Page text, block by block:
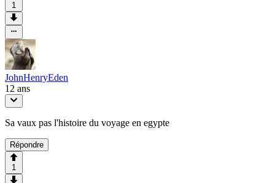
1
JohnHenryEden
12 ans
Sa vaux pas l'histoire du voyage en egypte
Répondre
1